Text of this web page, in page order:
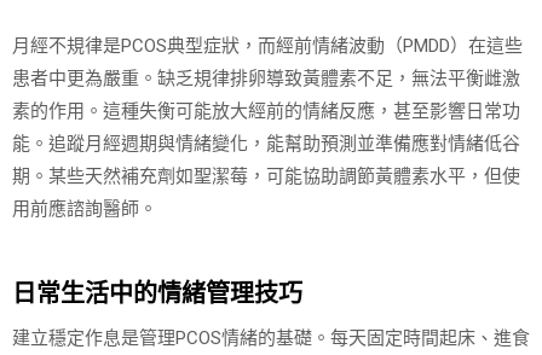
月經不規律是PCOS典型症狀，而經前情緒波動（PMDD）在這些
患者中更為嚴重。缺乏規律排卵導致黃體素不足，無法平衡雌激
素的作用。這種失衡可能放大經前的情緒反應，甚至影響日常功
能。追蹤月經週期與情緒變化，能幫助預測並準備應對情緒低谷
期。某些天然補充劑如聖潔莓，可能協助調節黃體素水平，但使
用前應諮詢醫師。
日常生活中的情緒管理技巧
建立穩定作息是管理PCOS情緒的基礎。每天固定時間起床、進食